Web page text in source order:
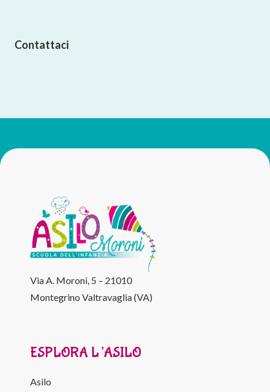
Contattaci
Via A. Moroni, 5 – 21010
Montegrino Valtravaglia (VA)
ESPLORA L’ASILO
Asilo